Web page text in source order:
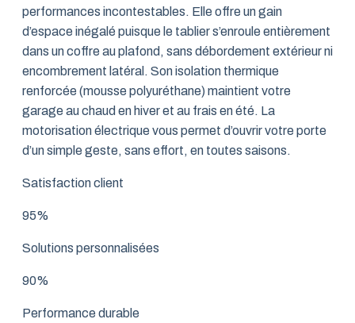
performances incontestables. Elle offre un gain
d’espace inégalé puisque le tablier s’enroule entièrement
dans un coffre au plafond, sans débordement extérieur ni
encombrement latéral. Son isolation thermique
renforcée (mousse polyuréthane) maintient votre
garage au chaud en hiver et au frais en été. La
motorisation électrique vous permet d’ouvrir votre porte
d’un simple geste, sans effort, en toutes saisons.
Satisfaction client
95%
Solutions personnalisées
90%
Performance durable